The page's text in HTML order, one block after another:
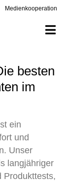
Medienkooperation
im
ein
und
Unser
langjähriger
Produkttests,